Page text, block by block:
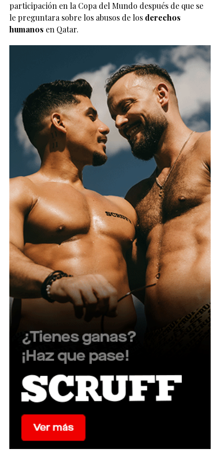
participación en la Copa del Mundo después de que se
le preguntara sobre los abusos de los derechos
humanos en Qatar.